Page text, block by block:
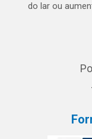
do lar ou